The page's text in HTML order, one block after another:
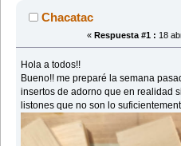
Chacatac
« Respuesta #1 : 18
Hola a todos!!
Bueno!! me preparé la semana
insertos de adorno que en realidad
listones que no son lo